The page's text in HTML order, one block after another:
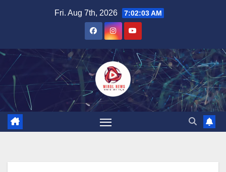
Fri. Aug 7th, 2026 7:02:06 AM